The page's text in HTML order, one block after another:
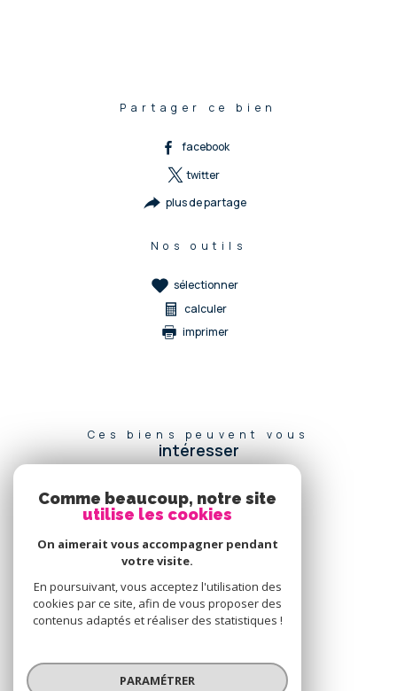
Partager ce bien
facebook
twitter
plus de partage
Nos outils
sélectionner
calculer
imprimer
Ces biens peuvent vous
intéresser
connecter
espace propriétaire
Nous
Comme beaucoup, notre site
utilise les cookies
On aimerait vous accompagner pendant
votre visite.
En poursuivant, vous acceptez l'utilisation des
cookies par ce site, afin de vous proposer des
contenus adaptés et réaliser des statistiques !
PARAMÉTRER